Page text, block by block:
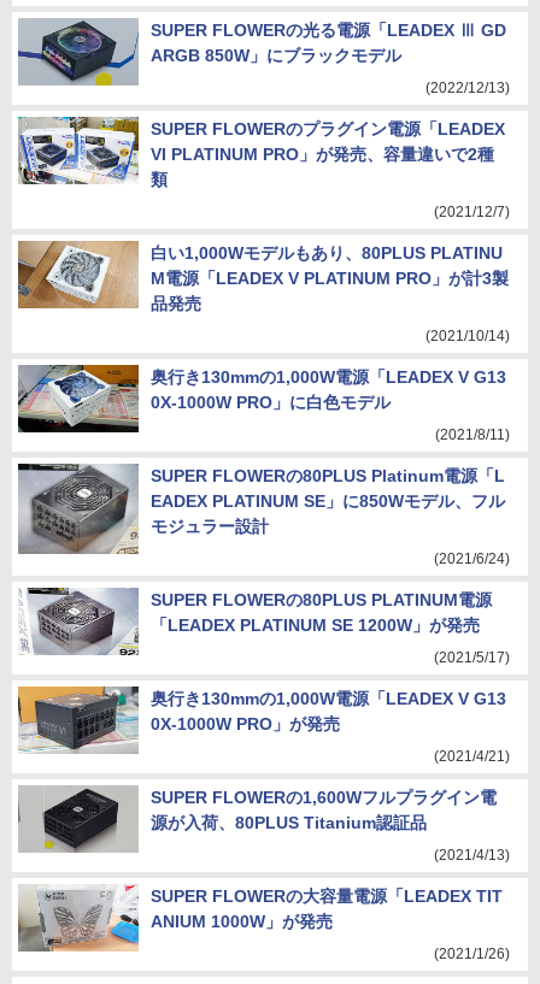
SUPER FLOWERの光る電源「LEADEX Ⅲ GD
ARGB 850W」にブラックモデル
(2022/12/13)
SUPER FLOWERのプラグイン電源「LEADEX
VI PLATINUM PRO」が発売、容量違いで2種
類
(2021/12/7)
白い1,000Wモデルもあり、80PLUS PLATINU
M電源「LEADEX V PLATINUM PRO」が計3製
品発売
(2021/10/14)
奥行き130mmの1,000W電源「LEADEX V G13
0X-1000W PRO」に白色モデル
(2021/8/11)
SUPER FLOWERの80PLUS Platinum電源「L
EADEX PLATINUM SE」に850Wモデル、フル
モジュラー設計
(2021/6/24)
SUPER FLOWERの80PLUS PLATINUM電源
「LEADEX PLATINUM SE 1200W」が発売
(2021/5/17)
奥行き130mmの1,000W電源「LEADEX V G13
0X-1000W PRO」が発売
(2021/4/21)
SUPER FLOWERの1,600Wフルプラグイン電
源が入荷、80PLUS Titanium認証品
(2021/4/13)
SUPER FLOWERの大容量電源「LEADEX TIT
ANIUM 1000W」が発売
(2021/1/26)